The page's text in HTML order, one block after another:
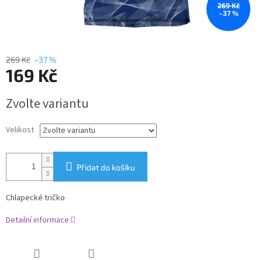
269 Kč
–37 %
269 Kč –37 %
169 Kč
cena:
Zvolte variantu
Velikost
Přidat do košíku
Chlapecké tričko
Detailní informace